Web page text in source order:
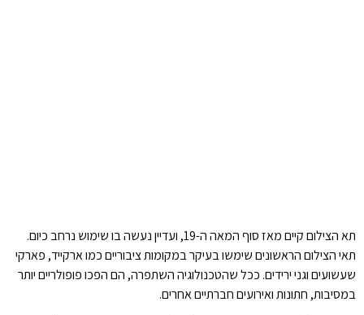
תא הצילום קיים מאז סוף המאה ה-19, ועדיין נעשה בו שימוש נרחב כיום.
תאי הצילום הראשונים שימשו בעיקר במקומות ציבוריים כמו ארקייד, פארקי
שעשועים וגני ירידים. ככל שהטכנולוגיה השתפרה, הם הפכו פופולריים יותר
במסיבות, חתונות ואירועים חברתיים אחרים.